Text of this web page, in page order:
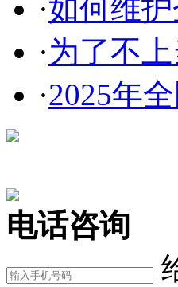
·如何维
·为了不
·2025年
电话咨询